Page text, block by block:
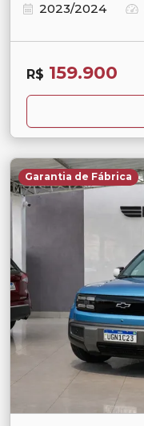
2023/2024
R$ 159.900
Garantia de Fábrica